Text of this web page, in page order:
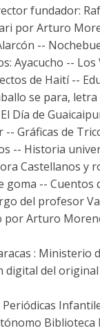
fundador:
por Arturo
--
Ayacucho --
de Haití --
se para,
Día de
Gráficas de
-- Historia
Castellanos y
goma --
del profesor
por Arturo
: Ministerio
digital del
Periódicas
Biblioteca